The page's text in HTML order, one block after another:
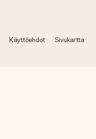
Käyttöehdot Sivukartta